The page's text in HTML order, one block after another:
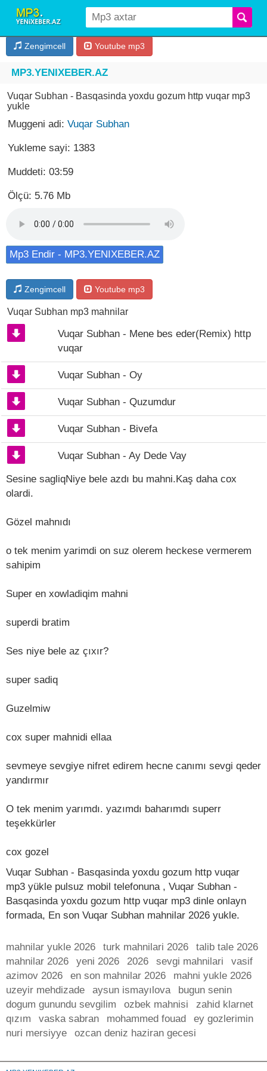
Zengimcell Youtube mp3
MP3.YENIXEBER.AZ
Vuqar Subhan - Basqasinda yoxdu gozum http vuqar mp3
yukle
Muggeni adi: Vuqar Subhan
Yukleme sayi: 1383
Muddeti: 03:59
Ölçü: 5.76 Mb
Mp3 Endir - MP3.YENIXEBER.AZ
Zengimcell Youtube mp3
Vuqar Subhan mp3 mahnilar
Vuqar Subhan - Mene bes eder(Remix) http
vuqar
Vuqar Subhan - Oy
Vuqar Subhan - Quzumdur
Vuqar Subhan - Bivefa
Vuqar Subhan - Ay Dede Vay
Sesine sagliqNiye bele azdı bu mahni.Kaş daha cox
olardi.
Gözel mahnıdı
o tek menim yarimdi on suz olerem heckese vermerem
sahipim
Super en xowladiqim mahni
superdi bratim
Ses niye bele az çıxır?
super sadiq
Guzelmiw
cox super mahnidi ellaa
sevmeye sevgiye nifret edirem hecne canımı sevgi qeder
yandırmır
O tek menim yarımdı. yazımdı baharımdı superr
teşekkürler
cox gozel
Vuqar Subhan - Basqasinda yoxdu gozum http vuqar
mp3 yükle pulsuz mobil telefonuna , Vuqar Subhan -
Basqasinda yoxdu gozum http vuqar mp3 dinle onlayn
formada, En son Vuqar Subhan mahnilar 2026 yukle.
mahnilar yukle 2026 turk mahnilari 2026
talib tale 2026
mahnilar 2026
yeni 2026 2026 sevgi mahnilari
vasif
azimov 2026
en son mahnilar 2026
mahni yukle 2026
uzeyir mehdizade
aysun ismayılova
bugun senin
dogum gunundu sevgilim
ozbek mahnisi
zahid klarnet
qızım
vaska sabran mohammed fouad
ey gozlerimin
nuri mersiyye
ozcan deniz haziran gecesi